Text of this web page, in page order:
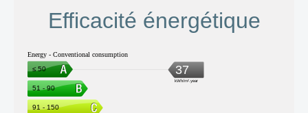
Efficacité énergétique